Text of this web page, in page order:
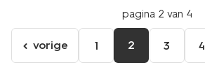
pagina 2 van 4
ga
naar
vorige 1 2 3 4